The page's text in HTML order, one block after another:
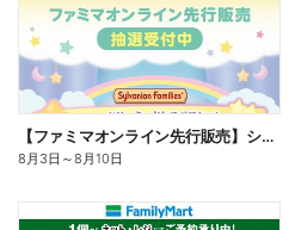
【ファミマオンライン先行販売】シルバニアファミリー
8月3日 ～8月10日